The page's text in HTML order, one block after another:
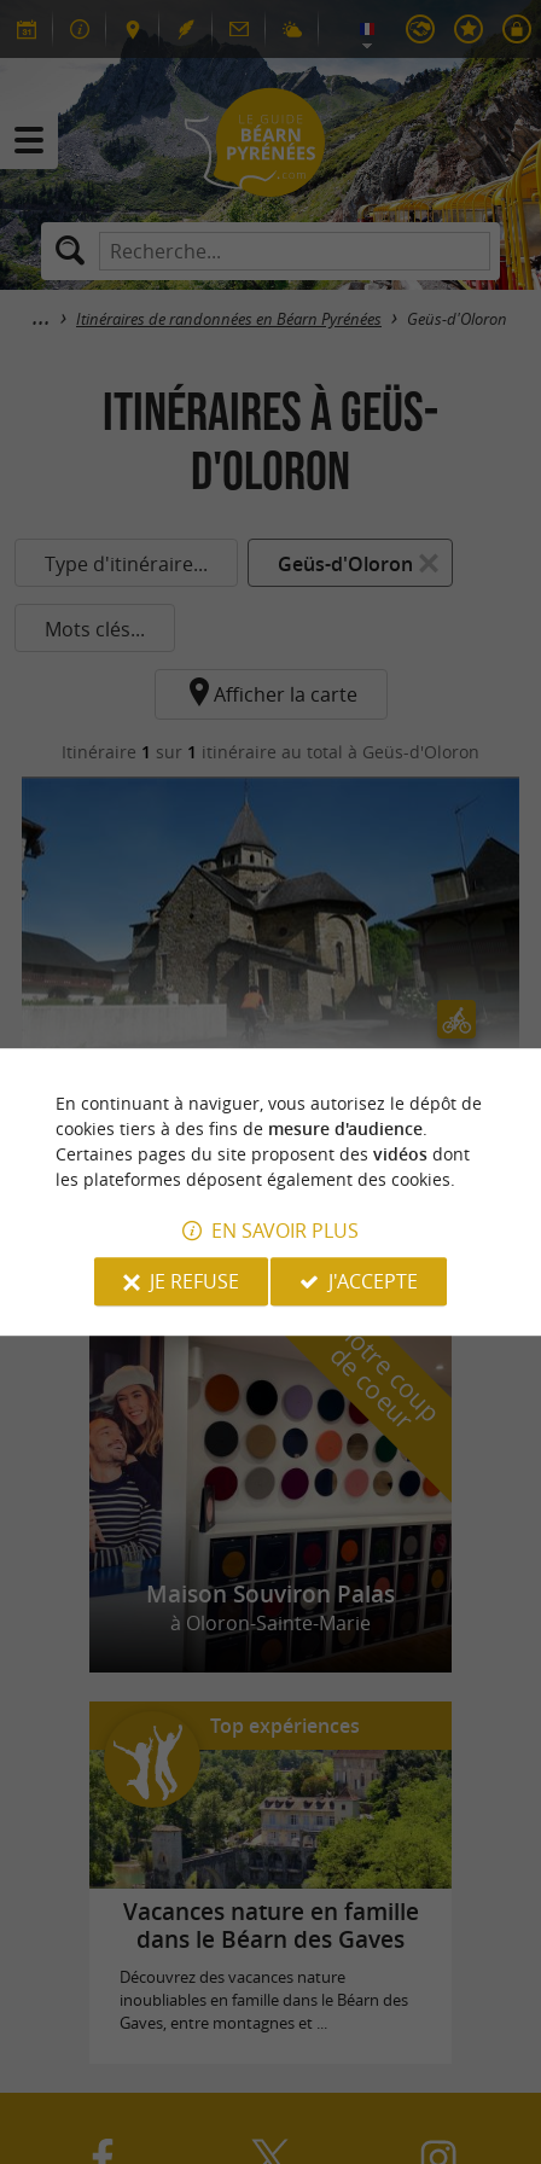
Itinéraires de randonnées en Béarn Pyrénées Geüs-d'Oloron
itinéraires à Geüs-
d'Oloron
Type d'itinéraire... Geüs-d'Oloron
Mots clés...
Afficher la carte
Itinéraire 1 sur 1 itinéraire au total à Geüs-d'Oloron
Geüs-d'Oloron
n
o
t
r
e
c
o
u
p
d
e
c
o
e
u
r
Maison Souviron Palas
à Oloron-Sainte-Marie
Top expériences
Vacances nature en famille
dans le Béarn des Gaves
Découvrez des vacances nature
inoubliables en famille dans le Béarn des
Gaves, entre montagnes et ...
En continuant à naviguer, vous autorisez le dépôt de
cookies tiers à des fins de mesure d'audience.
Certaines pages du site proposent des vidéosdont
les plateformes déposent également des cookies.
EN SAVOIR PLUS
JE REFUSE
J'ACCEPTE